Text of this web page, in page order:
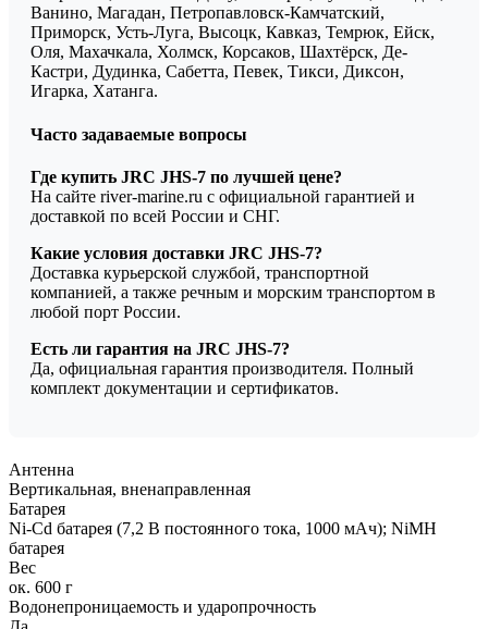
Ванино, Магадан, Петропавловск-Камчатский,
Приморск, Усть-Луга, Высоцк, Кавказ, Темрюк, Ейск,
Оля, Махачкала, Холмск, Корсаков, Шахтёрск, Де-
Кастри, Дудинка, Сабетта, Певек, Тикси, Диксон,
Игарка, Хатанга.
Часто задаваемые вопросы
Где купить JRC JHS-7 по лучшей цене?
На сайте river-marine.ru с официальной гарантией и
доставкой по всей России и СНГ.
Какие условия доставки JRC JHS-7?
Доставка курьерской службой, транспортной
компанией, а также речным и морским транспортом в
любой порт России.
Есть ли гарантия на JRC JHS-7?
Да, официальная гарантия производителя. Полный
комплект документации и сертификатов.
Антенна
Вертикальная, вненаправленная
Батарея
Ni-Cd батарея (7,2 В постоянного тока, 1000 мАч); NiMH
батарея
Вес
ок. 600 г
Водонепроницаемость и ударопрочность